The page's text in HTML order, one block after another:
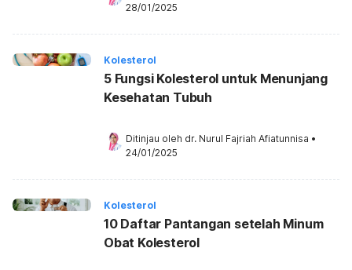
28/01/2025
Kolesterol
5 Fungsi Kolesterol untuk Menunjang
Kesehatan Tubuh
Ditinjau oleh dr. Nurul Fajriah Afiatunnisa •
24/01/2025
Kolesterol
10 Daftar Pantangan setelah Minum
Obat Kolesterol